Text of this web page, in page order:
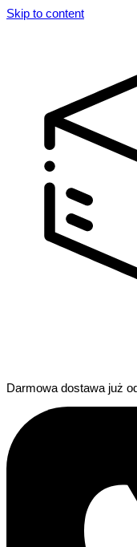
Skip to content
Darmowa dostawa już